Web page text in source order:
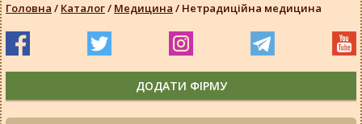
Головна / Каталог/ Медицина / Нетрадиційна медицина
ДОДАТИ ФІРМУ